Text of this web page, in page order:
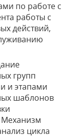
по работе с
работы с
действий,
групп
и этапами
шаблонов
цикла